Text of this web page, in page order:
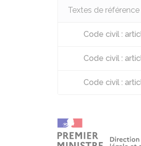
Textes de référence
Code civil :
Code civil :
Code civil :